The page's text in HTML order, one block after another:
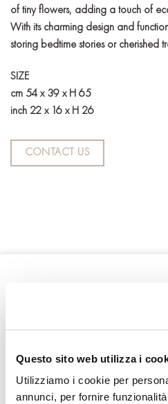
Questo sito web utilizza i
Utilizziamo i cookie per
annunci, per fornire
of tiny flowers, adding a touch of
With its charming design and
storing bedtime stories or cherished
SIZE
cm 54 x 39 x H 65
inch 22 x 16 x H 26
CONTACT US
RELATED